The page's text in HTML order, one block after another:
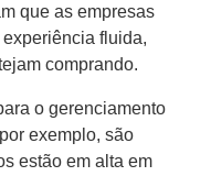
que as empresas
fluida,
comprando.
o gerenciamento
exemplo, são
estão em alta em